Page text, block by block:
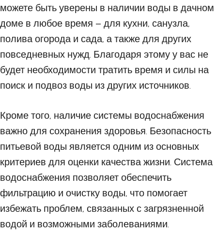
можете быть уверены в наличии воды в дачном
доме в любое время – для кухни, санузла,
полива огорода и сада, а также для других
повседневных нужд. Благодаря этому у вас не
будет необходимости тратить время и силы на
поиск и подвоз воды из других источников.
Кроме того, наличие системы водоснабжения
важно для сохранения здоровья. Безопасность
питьевой воды является одним из основных
критериев для оценки качества жизни. Система
водоснабжения позволяет обеспечить
фильтрацию и очистку воды, что помогает
избежать проблем, связанных с загрязненной
водой и возможными заболеваниями.